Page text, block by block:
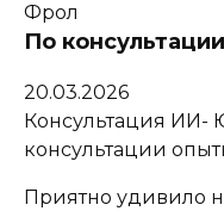
Фрол
По
20.03.2026
Консультация ИИ-
консультации
Приятно удивило